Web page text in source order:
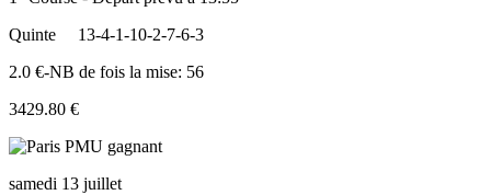
Quinte
13-4-1-10-2-7-6-3
2.0 €-NB de fois la mise: 56
3429.80 €
samedi 13 juillet